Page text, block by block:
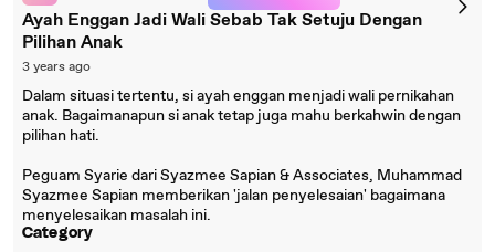
Ayah Enggan Jadi Wali Sebab Tak Setuju Dengan
Pilihan Anak
3 years ago
Dalam situasi tertentu, si ayah enggan menjadi wali pernikahan
anak. Bagaimanapun si anak tetap juga mahu berkahwin dengan
pilihan hati.
Peguam Syarie dari Syazmee Sapian & Associates, Muhammad
Syazmee Sapian memberikan 'jalan penyelesaian' bagaimana
menyelesaikan masalah ini.
Category